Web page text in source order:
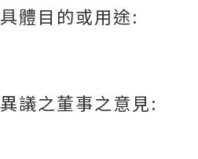
體目的或用途:
議之董事之意見: